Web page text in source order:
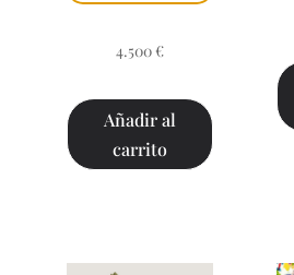
4.500 €
Añadir al
carrito